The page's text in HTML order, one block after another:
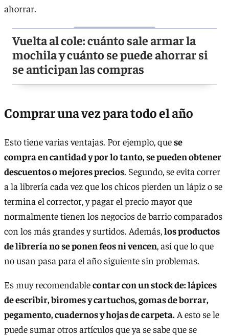
ahorrar.
Vuelta al cole: cuánto sale armar la
mochila y cuánto se puede ahorrar si
se anticipan las compras
Comprar una vez para todo el año
Esto tiene varias ventajas. Por ejemplo, quese
compra en cantidad y por lo tanto, se pueden obtener
descuentos o mejores precios. Segundo, se evita correr
a la librería cada vez que los chicos pierden un lápiz o se
termina el corrector, y pagar el precio mayor que
normalmente tienen los negocios de barrio comparados
con los más grandes y surtidos. Además,los productos
de librería no se ponen feos ni vencen, así que lo que
no usan pasa para el año siguiente sin problemas.
Es muy recomendablecontar con un stock de: lápices
de escribir, biromes y cartuchos, gomas de borrar,
pegamento, cuadernos y hojas de carpeta. A esto se le
puede sumar otros artículos que ya se sabe que se